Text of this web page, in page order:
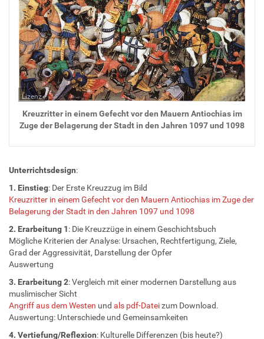
Lizenz
Kreuzritter in einem Gefecht vor den Mauern Antiochias im
Zuge der Belagerung der Stadt in den Jahren 1097 und 1098
Unterrichtsdesign:
1. Einstieg: Der Erste Kreuzzug im Bild
Kreuzritter in einem Gefecht vor den Mauern Antiochias im Zuge der
Belagerung der Stadt in den Jahren 1097 und 1098
2. Erarbeitung 1: Die Kreuzzüge in einem Geschichtsbuch
Mögliche Kriterien der Analyse: Ursachen, Rechtfertigung, Ziele,
Grad der Aggressivität, Darstellung der Opfer
Auswertung
3. Erarbeitung 2: Vergleich mit einer modernen Darstellung aus
muslimischer Sicht
Angriff aus dem Westen und als pdf-Dateizum Download.
Auswertung: Unterschiede und Gemeinsamkeiten
4. Vertiefung/Reflexion: Kulturelle Differenzen (bis heute?)